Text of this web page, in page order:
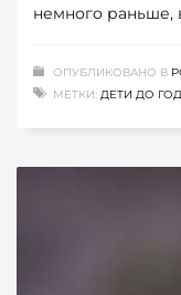
немного раньше,
ОПУБЛИКОВАНО В
МЕТКИ: ДЕТИ ДО